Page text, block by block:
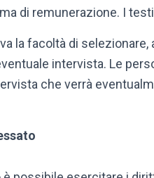
di remunerazione. I
la facoltà di
intervista. Le
che verrà